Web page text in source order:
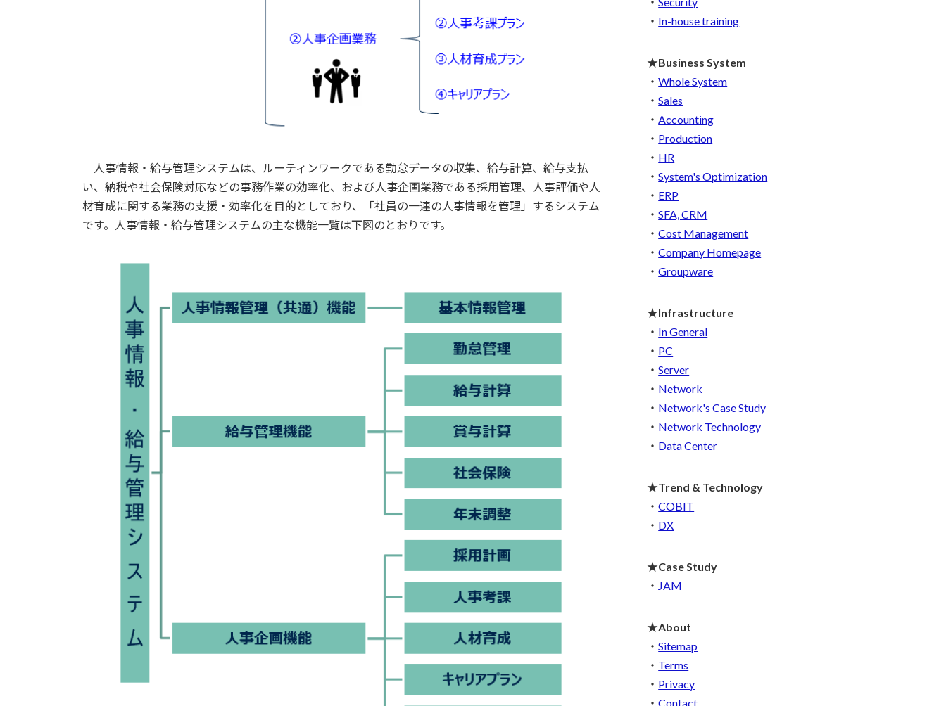
人事情報・給与管理システムは、ルーティンワークである勤怠データの収集、給与計算、給与支払
い、納税や社会保険対応などの事務作業の効率化、および人事企画業務である採用管理、人事評価や人
材育成に関する業務の支援・効率化を目的としており、「社員の一連の人事情報を管理」するシステム
です。人事情報・給与管理システムの主な機能一覧は下図のとおりです。
・ In-house training
★Business System
・Whole System
・Sales
・Accounting
・ Production
・ HR
・System's Optimization
・ ERP
・SFA, CRM
・Cost Management
・Company Homepage
・Groupware
★Infrastructure
・ In General
・ PC
・Server
・ Network
・ Network's Case Study
・ Network Technology
・ Data Center
★Trend & Technology
・COBIT
・ DX
★Case Study
・ JAM
★About
・Sitemap
・ Terms
・ Privacy
・Contact